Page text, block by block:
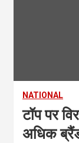
NATIONAL
टॉप पर
अधिक